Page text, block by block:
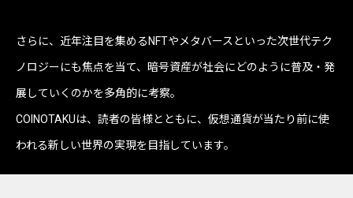
さらに、近年注目を集めるNFTやメタバースといった次世代テク
ノロジーにも焦点を当て、暗号資産が社会にどのように普及・発
展していくのかを多角的に考察。
COINOTAKUは、読者の皆様とともに、仮想通貨が当たり前に使
われる新しい世界の実現を目指しています。